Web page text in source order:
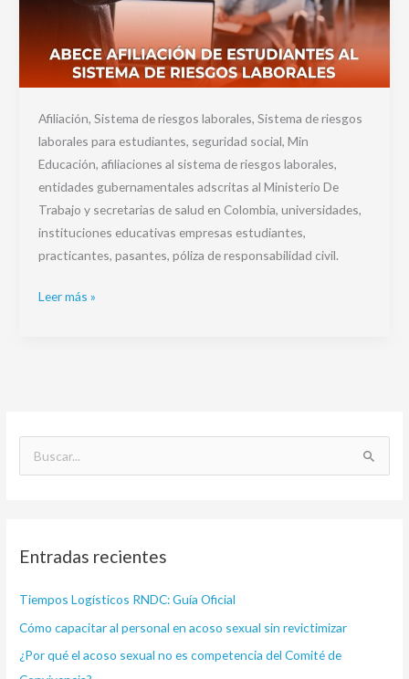
Afiliación, Sistema de riesgos laborales, Sistema de riesgos
laborales para estudiantes, seguridad social, Min
Educación, afiliaciones al sistema de riesgos laborales,
entidades gubernamentales adscritas al Ministerio De
Trabajo y secretarias de salud en Colombia, universidades,
instituciones educativas empresas estudiantes,
practicantes, pasantes, póliza de responsabilidad civil.
Leer más »
a
p
o
r
Entradas recientes
Tiempos Logísticos RNDC: Guía Oficial
Cómo capacitar al personal en acoso sexual sin revictimizar
¿Por qué el acoso sexual no es competencia del Comité de